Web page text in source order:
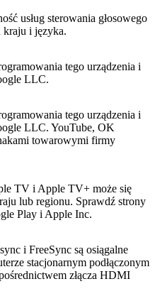
usług sterowania głosowego
kraju i języka.
tego urządzenia i
LLC.
tego urządzenia i
LLC. YouTube, OK
towarowymi firmy
TV i Apple TV+ może się
lub regionu. Sprawdź strony
Play i Apple Inc.
i FreeSync są osiągalne
stacjonarnym podłączonym
złącza HDMI